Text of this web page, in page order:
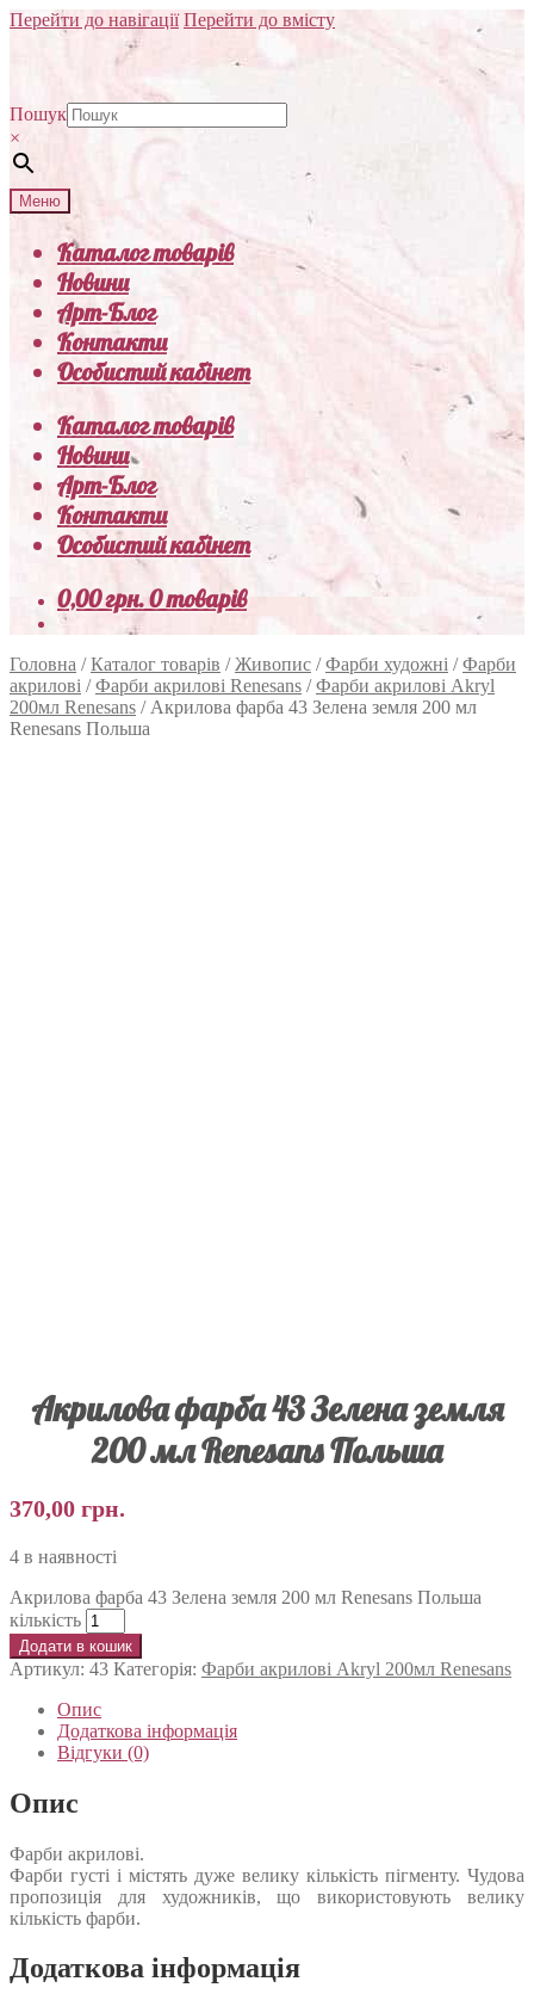
Перейти до навігації Перейти до вмісту
Пошук
×
Меню
Каталог товарів
Новини
Арт-Блог
Контакти
Особистий кабінет
Каталог товарів
Новини
Арт-Блог
Контакти
Особистий кабінет
0,00грн.0 товарів
Головна /Каталог товарів /Живопис /Фарби художні /Фарби
акрилові /Фарби акрилові Renesans /Фарби акрилові Akryl
200мл Renesans / Акрилова фарба 43 Зелена земля 200 мл
Renesans Польша
Акрилова фарба 43 Зелена земля
200 мл Renesans Польша
370,00 грн.
4 в наявності
Акрилова фарба 43 Зелена земля 200 мл Renesans Польша
кількість
Додати в кошик
Артикул: 43 Категорія: Фарби акрилові Akryl 200мл Renesans
Опис
Додаткова інформація
Відгуки (0)
Опис
Фарби акрилові.
Фарби густі і містять дуже велику кількість пігменту. Чудова
пропозиція для художників, що використовують велику
кількість фарби.
Додаткова інформація